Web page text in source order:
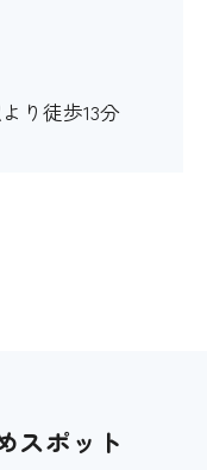
り徒歩13分
スポット